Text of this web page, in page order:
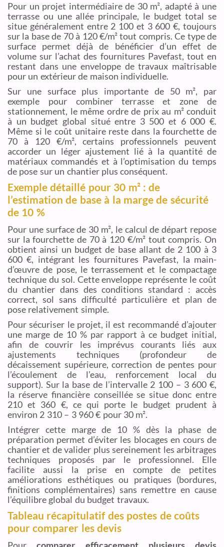
Pour un projet intermédiaire de 30 m², adapté à une
terrasse ou une allée principale, le budget total se
situe généralement entre 2 100 et 3 600 €, toujours
sur la base de 70 à 120 €/m² tout compris. Ce type de
surface permet déjà de bénéficier d’un effet de
volume sur l’achat des fournitures Pavefast, tout en
restant dans une enveloppe de travaux maîtrisable
pour un extérieur de maison individuelle.
Sur une surface plus importante de 50 m², par
exemple pour combiner terrasse et zone de
stationnement, le même ordre de prix au m² conduit
à un budget global situé entre 3 500 et 6 000 €.
Même si le coût unitaire reste dans la fourchette de
70 à 120 €/m², certains professionnels peuvent
accorder un léger ajustement lié à la quantité de
matériaux commandés et à l’optimisation du temps
de pose sur un chantier plus conséquent.
Exemple détaillé pour 30 m² : de
l’estimation de base à la marge de sécurité
de 10 %
Pour une surface de 30 m², le calcul de départ repose
sur la fourchette de 70 à 120 €/m² tout compris. On
obtient ainsi un budget de base allant de 2 100 à 3
600 €, intégrant les fournitures Pavefast, la main-
d’œuvre de pose, le terrassement et le compactage
technique du sol. Cette enveloppe représente le coût
du chantier dans des conditions standard : accès
correct, sol sans difficulté particulière et plan de
pose relativement simple.
Pour sécuriser le projet, il est recommandé d’ajouter
une marge de 10 % par rapport à ce budget initial,
afin de couvrir les imprévus courants liés aux
ajustements techniques (profondeur de
décaissement supérieure, correction de pentes pour
l’écoulement de l’eau, renforcement local du
support). Sur la base de l’intervalle 2 100 – 3 600 €,
la réserve financière conseillée se situe donc entre
210 et 360 €, ce qui porte le budget prudent à
environ 2 310 – 3 960 € pour 30 m².
Intégrer cette marge de 10 % dès la phase de
préparation permet d’éviter les blocages en cours de
chantier et de valider plus sereinement les arbitrages
techniques proposés par le professionnel. Elle
facilite aussi la prise en compte de petites
améliorations esthétiques ou pratiques (bordures,
finitions complémentaires) sans remettre en cause
l’équilibre global du budget travaux.
Tableau récapitulatif des postes de coûts
pour comparer les devis